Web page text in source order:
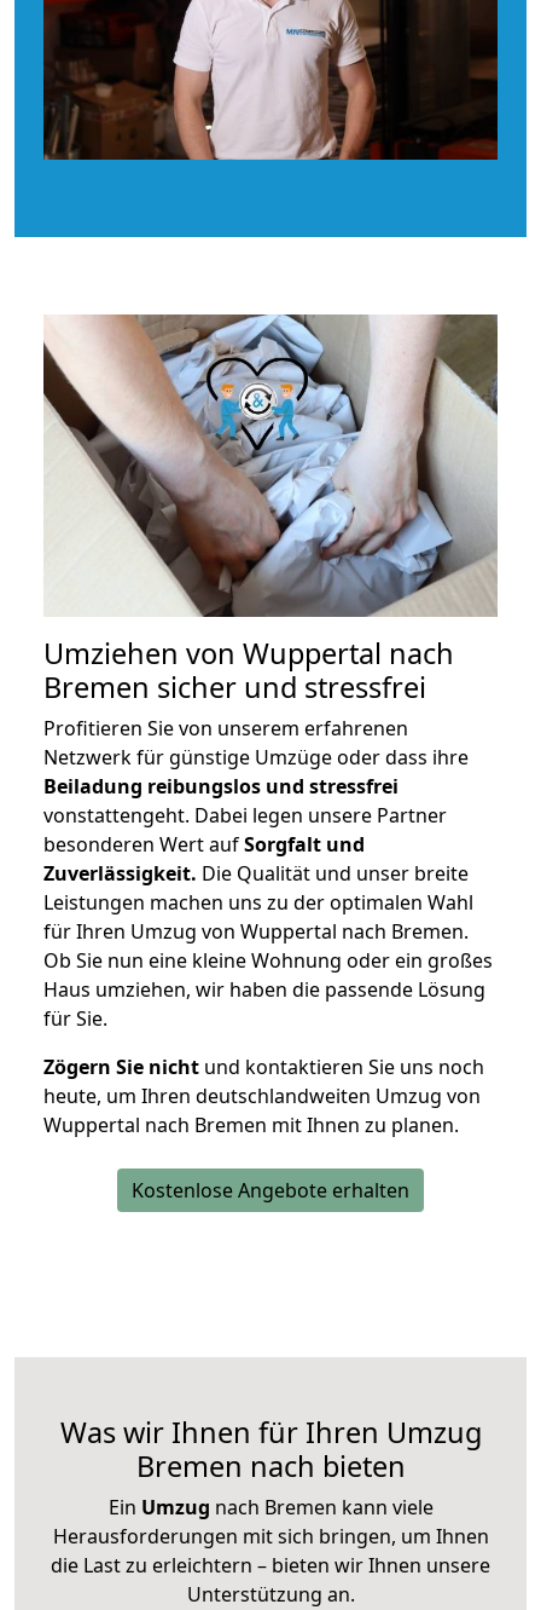
Umziehen von Wuppertal nach
Bremen sicher und stressfrei
Profitieren Sie von unserem erfahrenen
Netzwerk für günstige Umzüge oder dass ihre
Beiladung reibungslos und stressfrei
vonstattengeht. Dabei legen unsere Partner
besonderen Wert aufSorgfalt und
Zuverlässigkeit. Die Qualität und unser breite
Leistungen machen uns zu der optimalen Wahl
für Ihren Umzug von Wuppertal nach Bremen.
Ob Sie nun eine kleine Wohnung oder ein großes
Haus umziehen, wir haben die passende Lösung
für Sie.
Zögern Sie nicht und kontaktieren Sie uns noch
heute, um Ihren deutschlandweiten Umzug von
Wuppertal nach Bremen mit Ihnen zu planen.
Kostenlose Angebote erhalten
Was wir Ihnen für Ihren Umzug
Bremen nach bieten
Ein Umzug nach Bremen kann viele
Herausforderungen mit sich bringen, um Ihnen
die Last zu erleichtern – bieten wir Ihnen unsere
Unterstützung an.